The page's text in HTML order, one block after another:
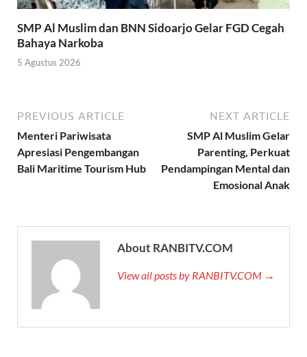
SMP Al Muslim dan BNN Sidoarjo Gelar FGD Cegah
Bahaya Narkoba
5 Agustus 2026
PREVIOUS ARTICLE
Menteri Pariwisata
Apresiasi Pengembangan
Bali Maritime Tourism Hub
NEXT ARTICLE
SMP Al Muslim Gelar
Parenting, Perkuat
Pendampingan Mental dan
Emosional Anak
About RANBITV.COM
View all posts by RANBITV.COM →